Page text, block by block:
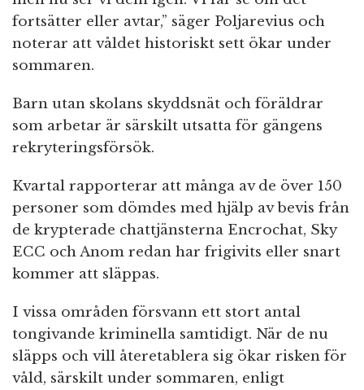
fortsätter eller avtar,” säger Poljarevius och
noterar att våldet historiskt sett ökar under
sommaren.
Barn utan skolans skyddsnät och föräldrar
som arbetar är särskilt utsatta för gängens
rekryteringsförsök.
Kvartal rapporterar att många av de över 150
personer som dömdes med hjälp av bevis från
de krypterade chattjänsterna Encrochat, Sky
ECC och Anom redan har frigivits eller snart
kommer att släppas.
I vissa områden försvann ett stort antal
tongivande kriminella samtidigt. När de nu
släpps och vill återetablera sig ökar risken för
våld, särskilt under sommaren, enligt